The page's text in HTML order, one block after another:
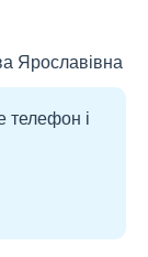
Ярославівна
телефон і